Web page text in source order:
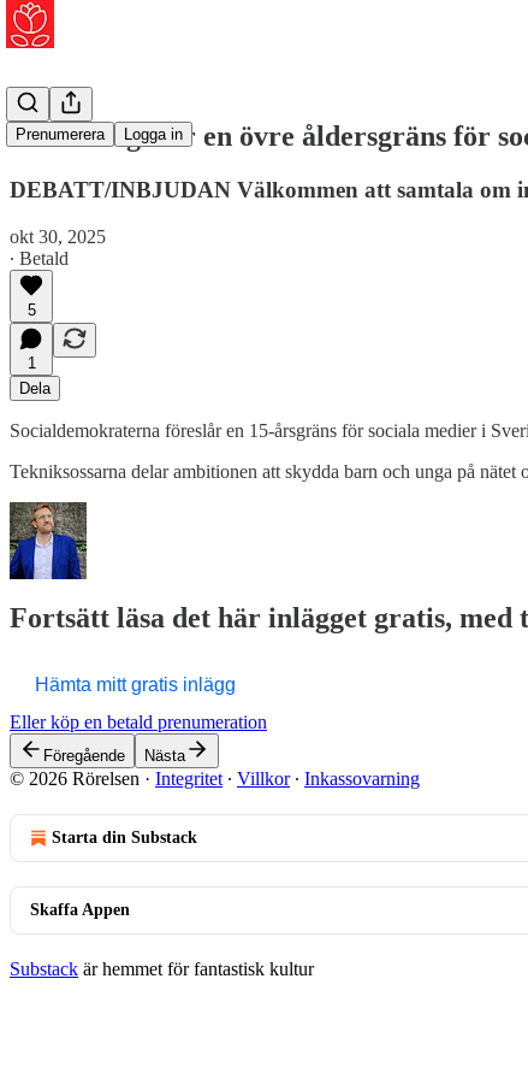
Prenumerera Logga in
Är det dags för en övre åldersgräns för
DEBATT/INBJUDAN Välkommen att samtala om
okt 30, 2025
∙ Betald
5
1
Dela
Socialdemokraterna föreslår en 15-årsgräns för sociala medier i
Tekniksossarna delar ambitionen att skydda barn och unga på
Fortsätt läsa det här inlägget gratis, med
Hämta mitt gratis inlägg
Eller köp en betald prenumeration
Föregående Nästa
© 2026 Rörelsen · Integritet ∙ Villkor∙ Inkassovarning
Starta din Substack
Skaffa Appen
Substack är hemmet för fantastisk kultur